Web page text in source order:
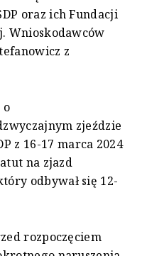
oraz ich Fundacji
Wnioskodawców
z
o
zjeździe
z 16-17 marca 2024
na zjazd
odbywał się 12-
rozpoczęciem